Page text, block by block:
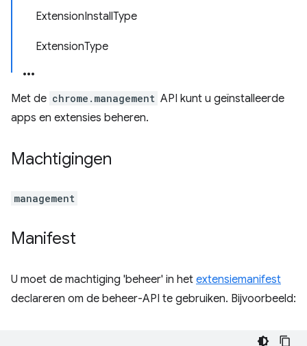
ExtensionInstallType
ExtensionType
Met de chrome.management API kunt u geïnstalleerde
apps en extensies beheren.
Machtigingen
management
Manifest
U moet de machtiging 'beheer' in het extensiemanifest
declareren om de beheer-API te gebruiken. Bijvoorbeeld: